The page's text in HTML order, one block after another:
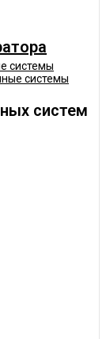
системы
системы
систем